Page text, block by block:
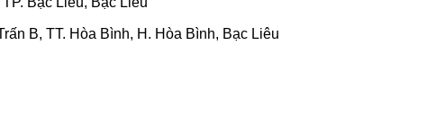
B, TT. Hòa Bình, H. Hòa Bình, Bạc Liêu